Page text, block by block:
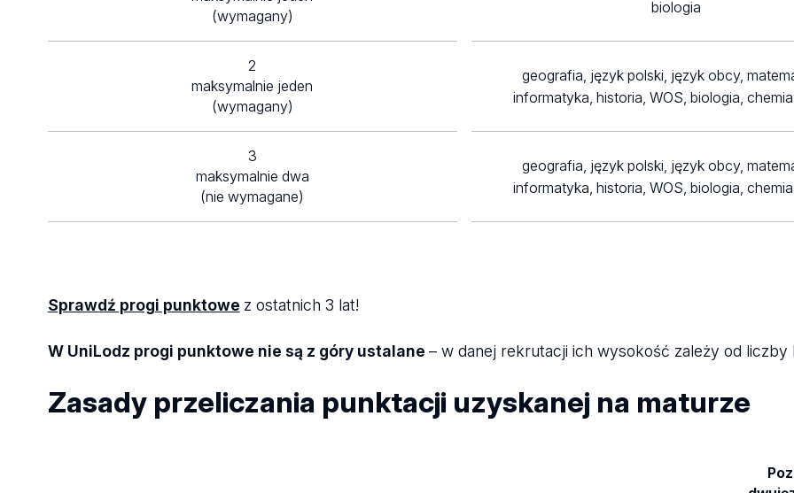
(wymagany)
biologia
2
maksymalnie jeden
(wymagany)
geografia, język polski, język obcy,
informatyka, historia, WOS, biologia,
3
maksymalnie dwa
(nie wymagane)
geografia, język polski, język obcy,
informatyka, historia, WOS, biologia,
Sprawdź progi punktowe z ostatnich 3 lat!
W UniLodz progi punktowe nie są z góry ustalane – w danej rekrutacji ich wysokość zależy od
Zasady przeliczania punktacji uzyskanej na maturze